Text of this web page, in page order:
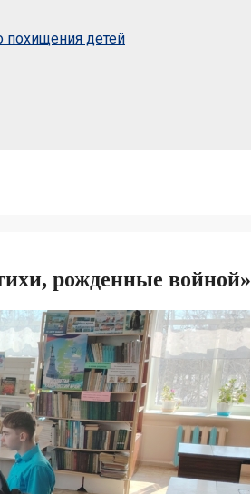
похищения детей
рожденные войной»